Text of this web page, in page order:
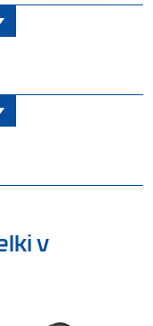
stabilno in
telefonom, tablico
pretakanju zvoka
v